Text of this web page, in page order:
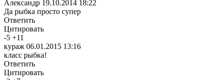
Александр 19.10.2014 18:22
Да рыбка просто супер
Ответить
Цитировать
-5 +11
кураж 06.01.2015 13:16
класс рыбка!
Ответить
Цитировать